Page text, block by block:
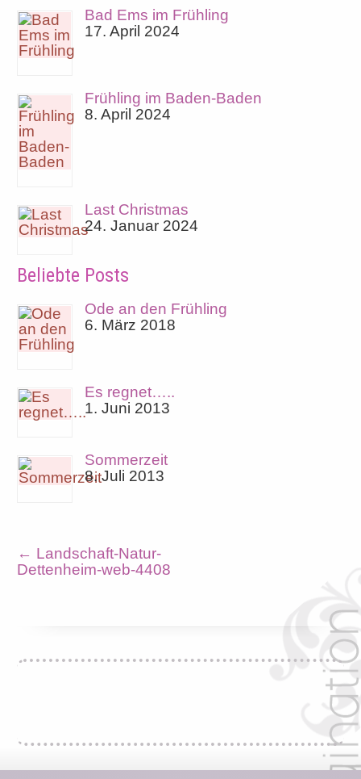
Bad Ems im Frühling
17. April 2024
Frühling im Baden-Baden
8. April 2024
Last Christmas
24. Januar 2024
Beliebte Posts
Ode an den Frühling
6. März 2018
Es regnet…..
1. Juni 2013
Sommerzeit
8. Juli 2013
← Landschaft-Natur-
Dettenheim-web-4408